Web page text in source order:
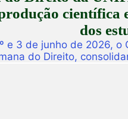
científica
dos
e 3 de junho de 2026, o
do Direito,